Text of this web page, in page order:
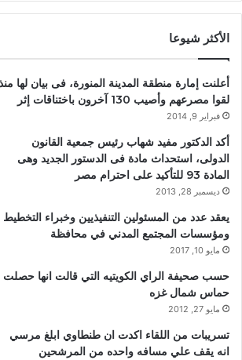
الأكثر شيوعا
لقوا مصرعهم وأصيب 130 آخرون باختناقات إثر
فبراير 9, 2014
أكد الدكتور مفيد شهاب رئيس جمعية القانون
الدولى، استحداث مادة فى الدستور الجديد وهى
المادة 93 للتأكيد على احترام مصر
ديسمبر 28, 2013
يعقد عدد من المسئولين التنفيذيين وخبراء التخطيط
ومؤسسات المجتمع المدني في محافظة
مايو 10, 2017
حسب صحيفة الراي الكويتيه التي قالت انها حصلت
حماس شمال غزه
مايو 27, 2012
تسريبات من اللقاء اكدت ان طنطاوي ابلغ مرسي
انه يقف علي مسافه واحده من المرشحين